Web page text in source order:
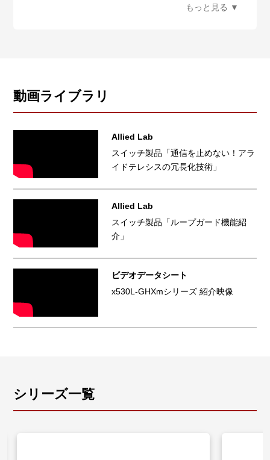
2.5GBASE-Tまたは5GBASE-Tの通信が使用可能にな
動画ライブラリ
Allied Lab
スイッチ製品「通信を止めない！アラ
イドテレシスの冗長化技術」
Allied Lab
スイッチ製品「ループガード機能紹
介」
ビデオデータシート
x530L-GHXmシリーズ 紹介映像
シリーズ一覧